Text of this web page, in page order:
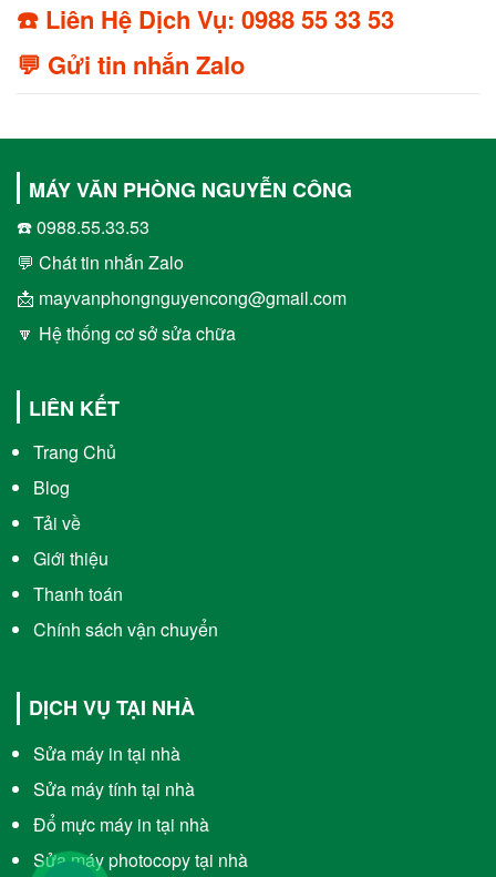
☎️ Liên Hệ Dịch Vụ: 0988 55 33 53
💬 Gửi tin nhắn Zalo
MÁY VĂN PHÒNG NGUYỄN CÔNG
☎️ 0988.55.33.53
💬 Chát tin nhắn Zalo
📩 mayvanphongnguyencong@gmail.com
🔽 Hệ thống cơ sở sửa chữa
LIÊN KẾT
Trang Chủ
Blog
Tải về
Giới thiệu
Thanh toán
Chính sách vận chuyển
DỊCH VỤ TẠI NHÀ
Sửa máy in tại nhà
Sửa máy tính tại nhà
Đổ mực máy in tại nhà
Sửa máy photocopy tại nhà